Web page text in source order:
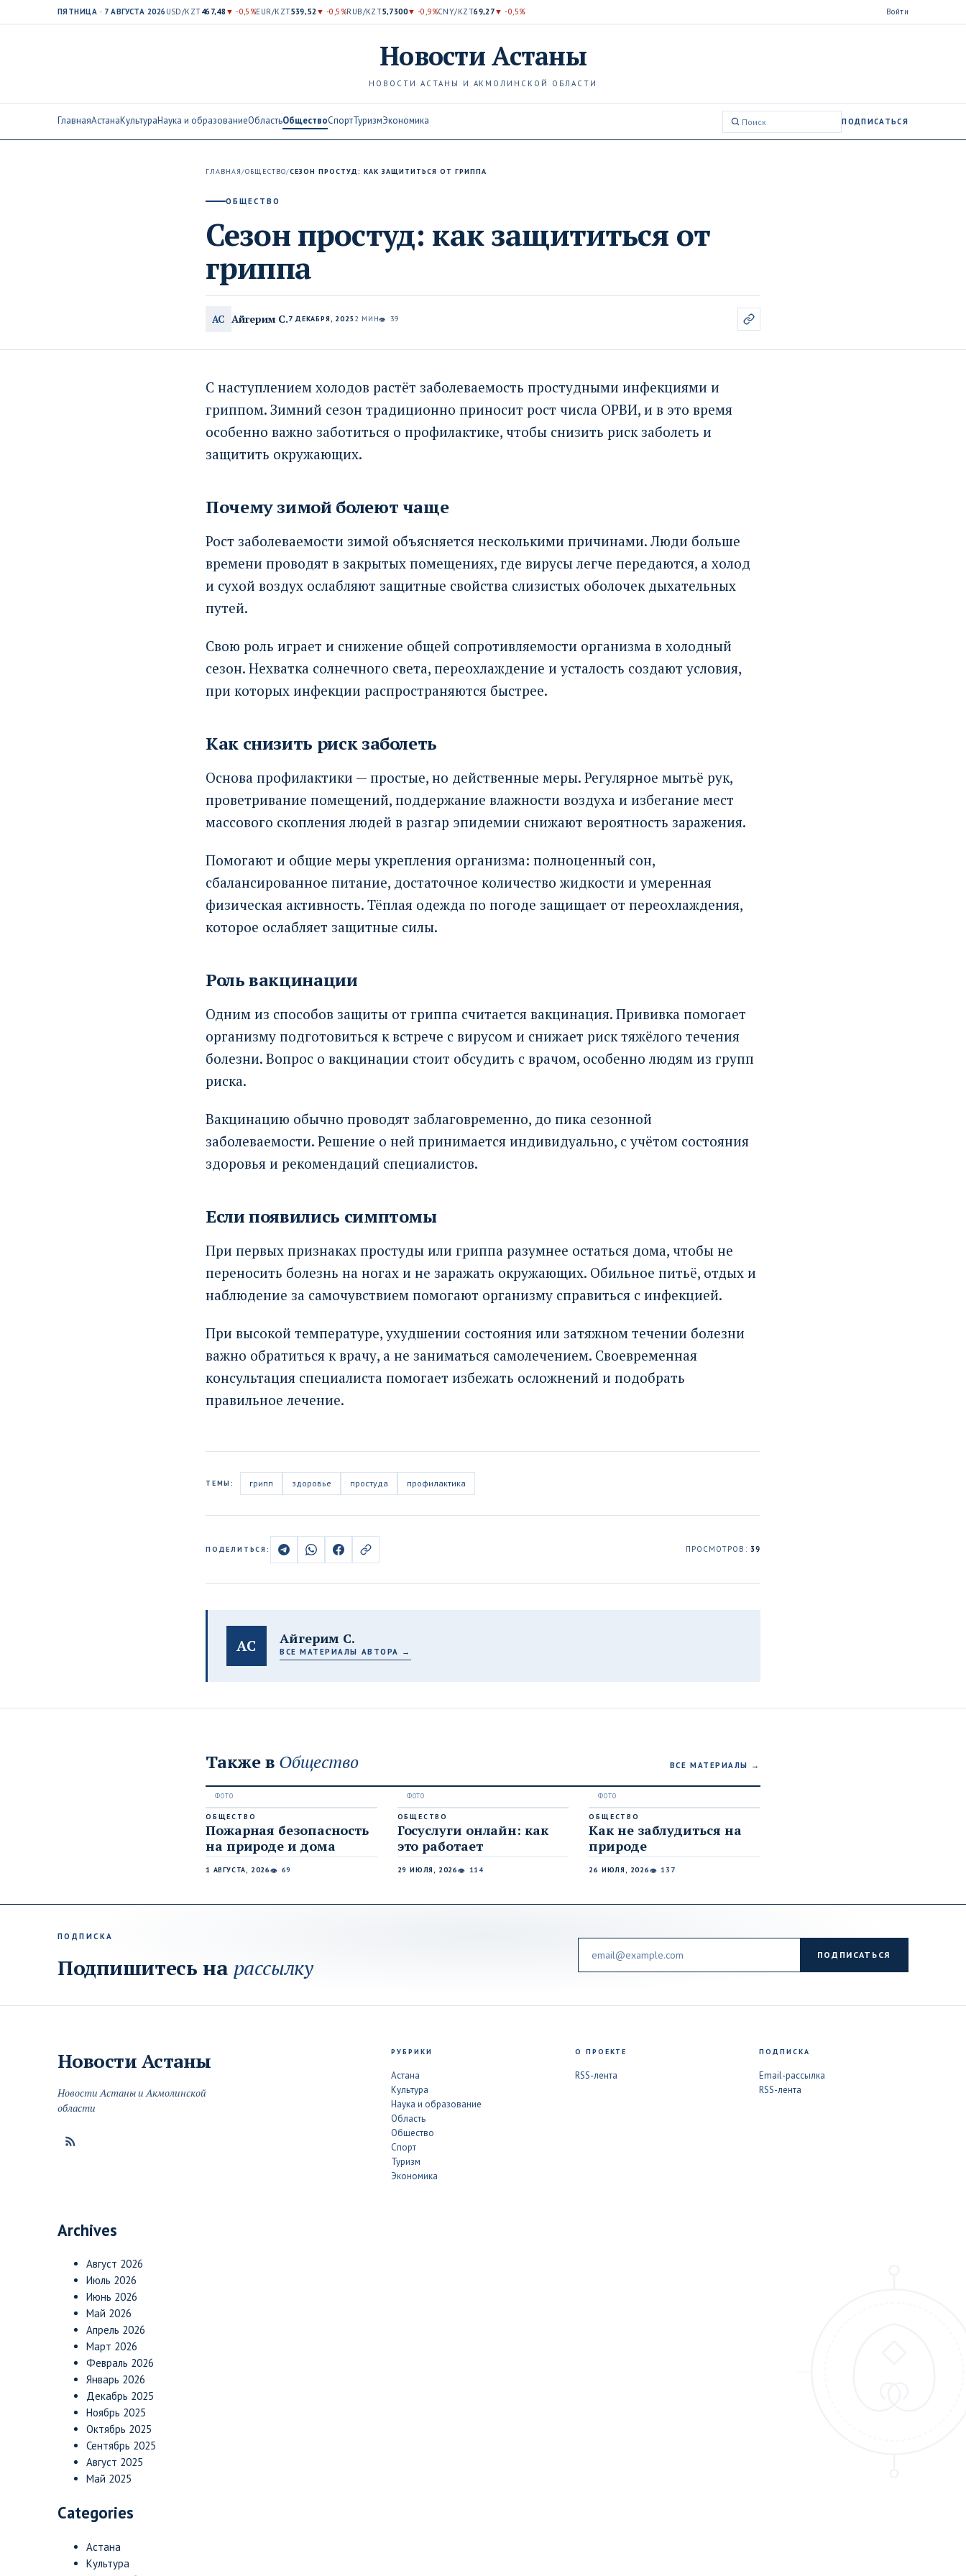
ПЯТНИЦА · 7 АВГУСТА 2026 USD/KZT467,48 ▼ -0,5%EUR/KZT539,52▼ -0,5%RUB/KZT5,7300▼ -0,9%CNY/KZT69,27▼ -0,5% Войти
НовостиАстаны
НОВОСТИ АСТАНЫ И АКМОЛИНСКОЙ ОБЛАСТИ
ГлавнаяАстанаКультураНаука и образованиеОбластьОбществоСпортТуризмЭкономика
Поиск:
ПОДПИСАТЬСЯ
ГЛАВНАЯ/ОБЩЕСТВО/СЕЗОН ПРОСТУД: КАК ЗАЩИТИТЬСЯ ОТ ГРИППА
ОБЩЕСТВО
Сезон простуд: как защититься от
гриппа
АС Айгерим С.7 ДЕКАБРЯ, 2025 2 МИН👁 39
С наступлением холодов растёт заболеваемость простудными инфекциями и
гриппом. Зимний сезон традиционно приносит рост числа ОРВИ, и в это время
особенно важно заботиться о профилактике, чтобы снизить риск заболеть и
защитить окружающих.
Почему зимой болеют чаще
Рост заболеваемости зимой объясняется несколькими причинами. Люди больше
времени проводят в закрытых помещениях, где вирусы легче передаются, а холод
и сухой воздух ослабляют защитные свойства слизистых оболочек дыхательных
путей.
Свою роль играет и снижение общей сопротивляемости организма в холодный
сезон. Нехватка солнечного света, переохлаждение и усталость создают условия,
при которых инфекции распространяются быстрее.
Как снизить риск заболеть
Основа профилактики — простые, но действенные меры. Регулярное мытьё рук,
проветривание помещений, поддержание влажности воздуха и избегание мест
массового скопления людей в разгар эпидемии снижают вероятность заражения.
Помогают и общие меры укрепления организма: полноценный сон,
сбалансированное питание, достаточное количество жидкости и умеренная
физическая активность. Тёплая одежда по погоде защищает от переохлаждения,
которое ослабляет защитные силы.
Роль вакцинации
Одним из способов защиты от гриппа считается вакцинация. Прививка помогает
организму подготовиться к встрече с вирусом и снижает риск тяжёлого течения
болезни. Вопрос о вакцинации стоит обсудить с врачом, особенно людям из групп
риска.
Вакцинацию обычно проводят заблаговременно, до пика сезонной
заболеваемости. Решение о ней принимается индивидуально, с учётом состояния
здоровья и рекомендаций специалистов.
Если появились симптомы
При первых признаках простуды или гриппа разумнее остаться дома, чтобы не
переносить болезнь на ногах и не заражать окружающих. Обильное питьё, отдых и
наблюдение за самочувствием помогают организму справиться с инфекцией.
При высокой температуре, ухудшении состояния или затяжном течении болезни
важно обратиться к врачу, а не заниматься самолечением. Своевременная
консультация специалиста помогает избежать осложнений и подобрать
правильное лечение.
ТЕМЫ: грипп здоровье простуда профилактика
ПОДЕЛИТЬСЯ: ПРОСМОТРОВ: 39
АС Айгерим С.
ВСЕ МАТЕРИАЛЫ АВТОРА →
Также в Общество ВСЕ МАТЕРИАЛЫ →
ОБЩЕСТВО
Пожарная безопасность
на природе и дома
1 АВГУСТА, 2026👁 69
ОБЩЕСТВО
Госуслуги онлайн: как
это работает
29 ИЮЛЯ, 2026👁 114
ОБЩЕСТВО
Как не заблудиться на
природе
26 ИЮЛЯ, 2026👁 137
ПОДПИСКА
Подпишитесь на рассылку ПОДПИСАТЬСЯ
Новости Астаны
Новости Астаны и Акмолинской
области
РУБРИКИ
Астана
Культура
Наука и образование
Область
Общество
Спорт
Туризм
Экономика
О ПРОЕКТЕ
RSS-лента
ПОДПИСКА
Email-рассылка
RSS-лента
Archives
Август 2026
Июль 2026
Июнь 2026
Май 2026
Апрель 2026
Март 2026
Февраль 2026
Январь 2026
Декабрь 2025
Ноябрь 2025
Октябрь 2025
Сентябрь 2025
Август 2025
Май 2025
Categories
Астана
Культура